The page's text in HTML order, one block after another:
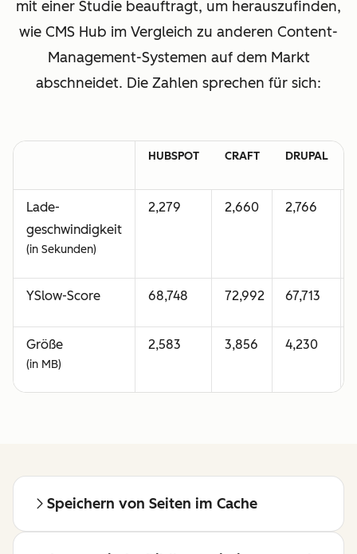
mit einer Studie beauftragt, um herauszufinden,
wie CMS Hub im Vergleich zu anderen Content-
Management-Systemen auf dem Markt
abschneidet. Die Zahlen sprechen für sich:
HUBSPOT CRAFT DRUPAL
Lade-
geschwindigkeit
(in Sekunden)
2,279 2,660 2,766
YSlow-Score 68,748 72,992 67,713
Größe
(in MB)
2,583 3,856 4,230
Speichern von Seiten im Cache